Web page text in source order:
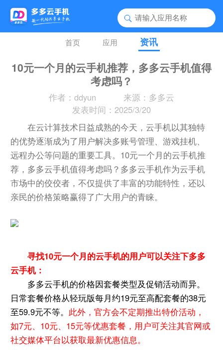
首页 应用 资讯
10元一个月的云手机推荐，多多云手机值得
考虑吗？
作者：ddyun
来源：多多云
发表时间：2025/3/20
在云计算技术日益成熟的今天，云手机以其独特
的优势逐渐成为了用户解决多账号管理、游戏挂机、
远程办公等问题的重要工具。10元一个月的云手机推
荐，多多云手机值得考虑吗？多多云手机作为云手机
市场中的佼佼者，不仅提供了丰富的功能特性，还以
亲民的价格策略赢得了广大用户的青睐。
寻找10元一个月的云手机的用户可以关注下多多
云手机：
多多云手机的价格因套餐类型及促销活动而异。
日常套餐价格从轻玩版每月约19元至高配套餐的38元
至59.9元不等。 此外，官方会不定期推出特价活动，
如7元、10元、15元等优惠套餐，用户可关注其官网或
社交媒体平台以获取最新优惠信息。